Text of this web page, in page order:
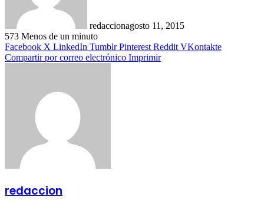
redaccionagosto 11, 2015
573 Menos de un minuto
Facebook X LinkedIn Tumblr Pinterest Reddit VKontakte
Compartir por correo electrónico Imprimir
redaccion